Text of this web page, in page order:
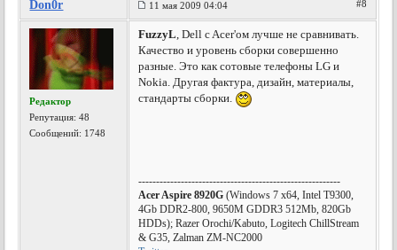
Don0r 11 мая 2009 04:04 #8
Редактор
Репутация:48
Сообщений: 1748
FuzzyL, Dell c Acer'ом лучше не сравнивать.
Качество и уровень сборки совершенно
разные. Это как сотовые телефоны LG и
Nokia. Другая фактура, дизайн, материалы,
стандарты сборки.
---------------------------------------------------------
Acer Aspire 8920G (Windows 7 x64, Intel T9300,
4Gb DDR2-800, 9650M GDDR3 512Mb, 820Gb
HDDs); Razer Orochi/Kabuto, Logitech ChillStream
& G35, Zalman ZM-NC2000